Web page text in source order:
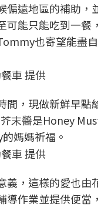
偏遠地區的補助
能只能吃到一
也寄望能盡
車 提供
間，現做新鮮早
末醬是Honey
媽媽祈福。
車 提供
義，這樣的愛也
作業並提供便當